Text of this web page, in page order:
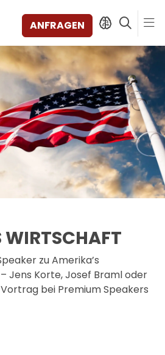
ANFRAGEN
zu Amerika’s
Jens Korte, Josef Braml oder
bei Premium Speakers